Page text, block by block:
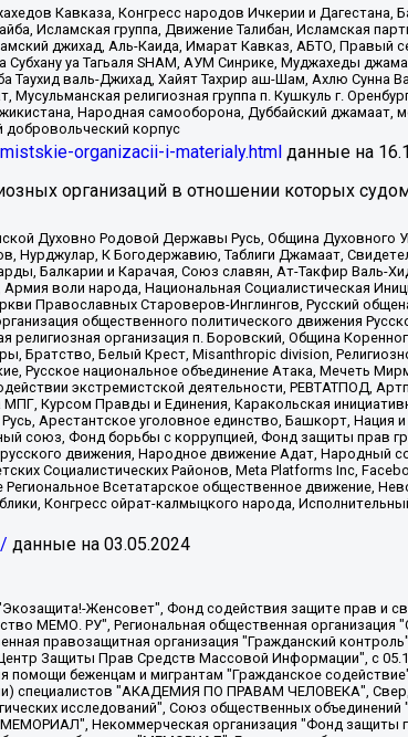
Кавказа, Конгресс народов Ичкерии и Дагестана,
Исламская группа, Движение Талибан, Исламская
джихад, Аль-Каида, Имарат Кавказ, АБТО, Правый
уа Тагьаля SHAM, АУМ Синрике, Муджахеды
Таухид валь-Джихад, Хайят Тахрир аш-Шам, Ахлю Сунна
Мусульманская религиозная группа п. Кушкуль г.
Народная самооборона, Дуббайский
добровольческий корпус
organizacii-i-materialy.html данные на
организаций в отношении которых
Духовно Родовой Державы Русь, Община
Нурджулар, К Богодержавию, Таблиги Джамаат,
Балкарии и Карачая, Союз славян, Ат-Такфир Валь-
воли народа, Национальная Социалистическая
Православных Староверов-Инглингов, Русский
общественного политического движения
религиозная организация п. Боровский, Община
Братство, Белый Крест, Misanthropic division,
Русское национальное объединение Атака, Мечеть
экстремистской деятельности, РЕВТАТПОД,
Курсом Правды и Единения, Каракольская
Арестантское уголовное единство, Башкорт,
союз, Фонд борьбы с коррупцией, Фонд защиты прав
движения, Народное движение Адат, Народный
Социалистических Районов, Meta Platforms Inc,
Региональное Всетатарское общественное движение,
Конгресс ойрат-калмыцкого народа,
данные на 03.05.2024
Красноярская региональная общественная организация "Мы против СПИДа", Камалягин Денис Николаевич, Маркелов Сергей Евгеньевич, Пономарев Лев Александрович, Савицкая Людмила Алексеевна, Автономная некоммерческая организация "Центр по работе с проблемой насилия "НАСИЛИЮ.НЕТ", Межрегиональный профессиональный союз работников здравоохранения "Альянс врачей", Юридическое лицо, зарегистрированное в Латвийской Республике, SIA "Medusa Project" (регистрационный номер 40103797863, дата регистрации 10.06.2014), Некоммерческая организация "Фонд по борьбе с коррупцией", Автономная некоммерческая организация "Институт права и публичной политики", Баданин Роман Сергеевич, Гликин Максим Александрович, Железнова Мария Михайловна, Лукьянова Юлия Сергеевна, Маетная Елизавета Витальевна, Маняхин Петр Борисович, Чуракова Ольга Владимировна, Ярош Юлия Петровна, Юридическое лицо "The Insider SIA", зарегистрированное в Риге, Латвийская Республика (дата регистрации 26.06.2015), являющееся администратором доменного имени интернет-издания "The Insider SIA", https://theins.ru, Постернак Алексей Евгеньевич, Рубин Михаил Аркадьевич, Анин Роман Александрович, Юридическое лицо Istories fonds, зарегистрированное в Латвийской Республике (регистрационный номер 50008295751, дата регистрации 24.02.2020), Великовский Дмитрий Александрович, Долинина Ирина Николаевна, Мароховская Алеся Алексеевна, Шлейнов Роман Юрьевич, Шмагун Олеся Валентиновна, Общество с ограниченной ответственностью "Альтаир 2021", Общество с ограниченной ответственностью "Вега 2021", Общество с ограниченной ответственностью "Главный редактор 2021", Общество с ограниченной ответственностью "Ромашки монолит", Важенков Артем Валерьевич, Ивановская областная общественная организация "Центр гендерных исследований", Гурман Юрий Альбертович, Медиапроект "ОВД-Инфо", Егоров Владимир Владимирович, Жилинский Владимир Александрович, Общество с ограниченной ответственностью "ЗП", Иванова София Юрьевна, Карезина Инна Павловна, Кильтау Екатерина Викторовна, Петров Алексей Викторович, Пискунов Сергей Евгеньевич, Смирнов Сергей Сергеевич, Тихонов Михаил Сергеевич, Общество с ограниченной ответственностью "ЖУРНАЛИСТ-ИНОСТРАННЫЙ АГЕНТ", Арапова Галина Юрьевна, Вольтская Татьяна Анатольевна, Американская компания "Mason G.E.S. Anonymous Foundation" (США), являющаяся владельцем интернет-издания https://mnews.world/, Компания "Stichting Bellingcat", зарегистрированная в Нидерландах (дата регистрации 11.07.2018), Захаров Андрей Вячеславович, Клепиковская Екатерина Дмитриевна, Общество с ограниченной ответственностью "МЕМО", Перл Роман Александрович, Симонов Евгений Алексеевич, Соловьева Елена Анатольевна, Сотников Даниил Владимирович, Сурначева Елизавета Дмитриевна, Автономная некоммерческая организация по защите прав человека и информированию населения "Якутия – Наше Мнение", Общество с